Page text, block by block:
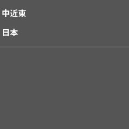
中近東
日本